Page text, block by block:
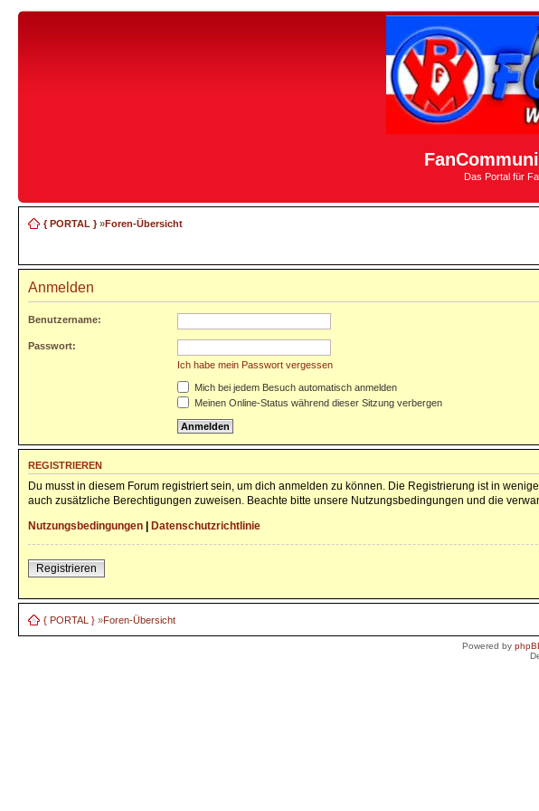
Das Portal für
{ PORTAL }»Foren-Übersicht
Anmelden
Benutzername:
Passwort:
Ich habe mein Passwort vergessen
Mich bei jedem Besuch automatisch anmelden
Meinen Online-Status während dieser Sitzung verbergen
REGISTRIEREN
Du musst in diesem Forum registriert sein, um dich anmelden zu können. Die Registrierung ist in
auch zusätzliche Berechtigungen zuweisen. Beachte bitte unsere Nutzungsbedingungen und die
Nutzungsbedingungen
Datenschutzrichtlinie
Registrieren
{ PORTAL } »Foren-Übersicht
Powered by